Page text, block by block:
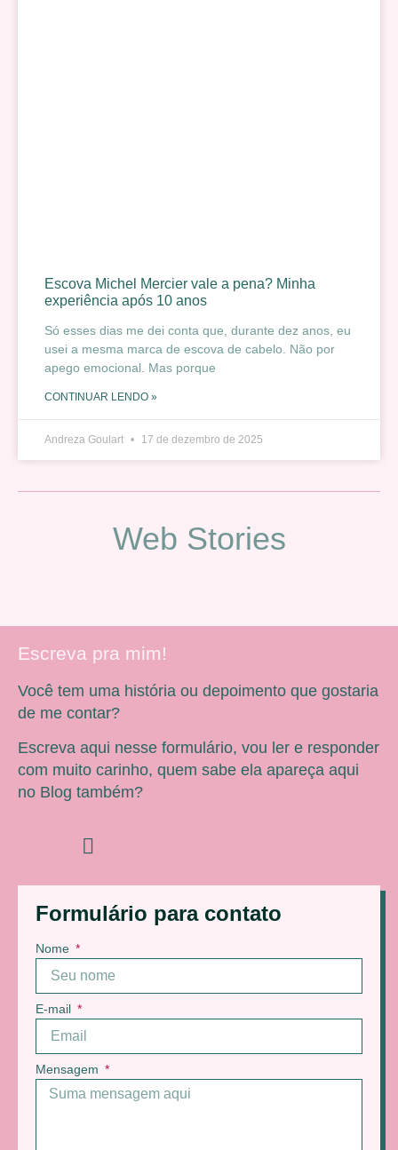
Escova Michel Mercier vale a pena? Minha
experiência após 10 anos
Só esses dias me dei conta que, durante dez anos, eu
usei a mesma marca de escova de cabelo. Não por
apego emocional. Mas porque
CONTINUAR LENDO »
Andreza Goulart 17 de dezembro de 2025
Web Stories
Formulário para contato
Nome
E-mail
Mensagem
Escreva pra mim!
Você tem uma história ou depoimento que gostaria
de me contar?
Escreva aqui nesse formulário, vou ler e responder
com muito carinho, quem sabe ela apareça aqui
no Blog também?